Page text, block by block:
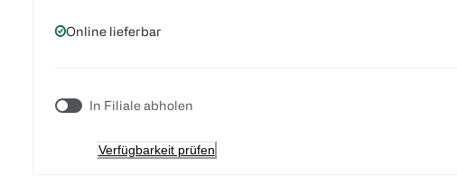
Online lieferbar
In Filiale abholen
Verfügbarkeit prüfen